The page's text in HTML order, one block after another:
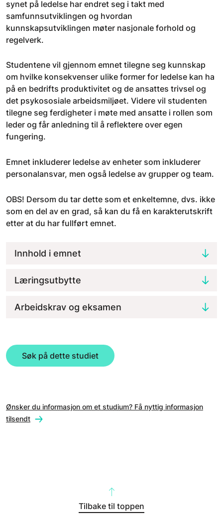
synet på ledelse har endret seg i takt med
samfunnsutviklingen og hvordan
kunnskapsutviklingen møter nasjonale forhold og
regelverk.
Studentene vil gjennom emnet tilegne seg kunnskap
om hvilke konsekvenser ulike former for ledelse kan ha
på en bedrifts produktivitet og de ansattes trivsel og
det psykososiale arbeidsmiljøet. Videre vil studenten
tilegne seg ferdigheter i møte med ansatte i rollen som
leder og får anledning til å reflektere over egen
fungering.
Emnet inkluderer ledelse av enheter som inkluderer
personalansvar, men også ledelse av grupper og team.
OBS! Dersom du tar dette som et enkeltemne, dvs. ikke
som en del av en grad, så kan du få en karakterutskrift
etter at du har fullført emnet.
Innhold i emnet
Læringsutbytte
Arbeidskrav og eksamen
Søk på dette studiet
Ønsker du informasjon om et studium? Få nyttig informasjon
tilsendt
Tilbake til toppen